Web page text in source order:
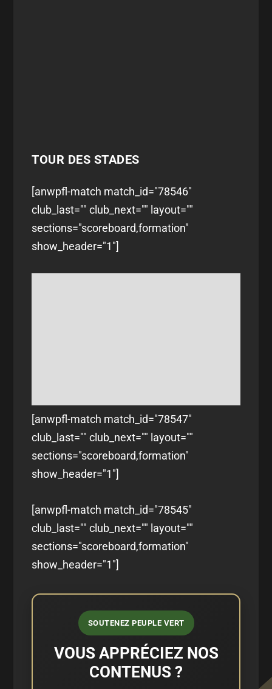
TOUR DES STADES
[anwpfl-match match_id="78546"
club_last="" club_next="" layout=""
sections="scoreboard,formation"
show_header="1"]
[anwpfl-match match_id="78547"
club_last="" club_next="" layout=""
sections="scoreboard,formation"
show_header="1"]
[anwpfl-match match_id="78545"
club_last="" club_next="" layout=""
sections="scoreboard,formation"
show_header="1"]
SOUTENEZ PEUPLE VERT
VOUS APPRÉCIEZ NOS
CONTENUS ?